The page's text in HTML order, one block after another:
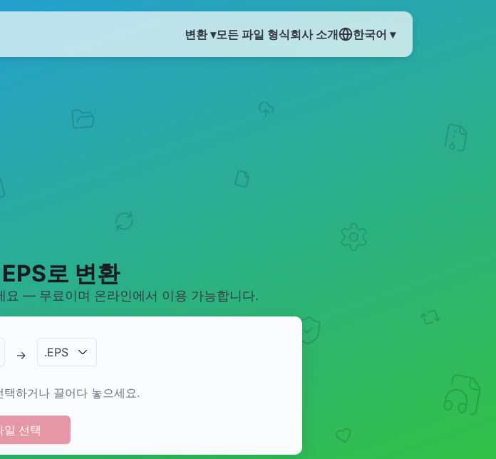
변환 ▾모든 파일 형식회사 소개 한국어 ▾
로 변환
요 — 무료이며 온라인에서 이용 가능합니다.
→ .EPS
하거나 끌어다 놓으세요.
일 선택